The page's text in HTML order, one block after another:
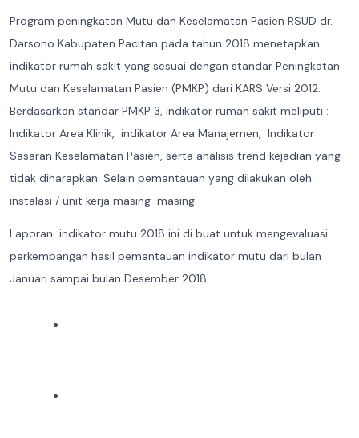
Program peningkatan Mutu dan Keselamatan Pasien RSUD dr.
Darsono Kabupaten Pacitan pada tahun 2018 menetapkan
indikator rumah sakit yang sesuai dengan standar Peningkatan
Mutu dan Keselamatan Pasien (PMKP) dari KARS Versi 2012.
Berdasarkan standar PMKP 3, indikator rumah sakit meliputi :
Indikator Area Klinik, indikator Area Manajemen, Indikator
Sasaran Keselamatan Pasien, serta analisis trend kejadian yang
tidak diharapkan. Selain pemantauan yang dilakukan oleh
instalasi / unit kerja masing-masing.
Laporan indikator mutu 2018 ini di buat untuk mengevaluasi
perkembangan hasil pemantauan indikator mutu dari bulan
Januari sampai bulan Desember 2018.